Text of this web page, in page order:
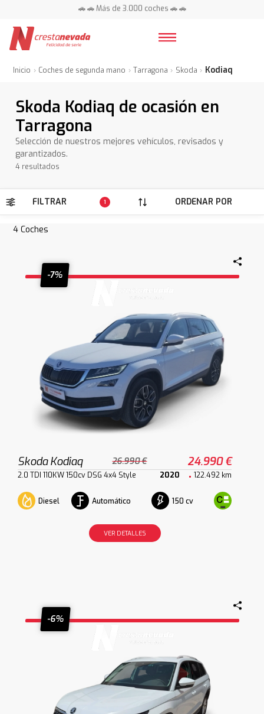
Inicio Coches de segunda mano Tarragona Skoda Kodiaq
Skoda Kodiaq de ocasión en
Tarragona
Selección de nuestros mejores vehículos, revisados y
garantizados.
4 resultados
FILTRAR 1 ORDENAR POR
4 Coches
-7%
Skoda Kodiaq 26.990 € 24.990 €
2.0 TDI 110KW 150cv DSG 4x4 Style 2020 122.492 km
Diesel Automático 150 cv
VER DETALLES
-6%